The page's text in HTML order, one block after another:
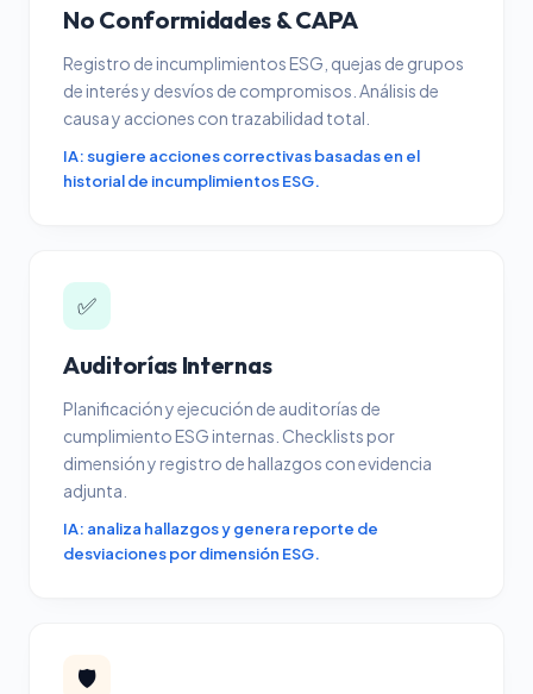
No Conformidades & CAPA
Registro de incumplimientos ESG, quejas de grupos
de interés y desvíos de compromisos. Análisis de
causa y acciones con trazabilidad total.
IA: sugiere acciones correctivas basadas en el
historial de incumplimientos ESG.
✅
Auditorías Internas
Planificación y ejecución de auditorías de
cumplimiento ESG internas. Checklists por
dimensión y registro de hallazgos con evidencia
adjunta.
IA: analiza hallazgos y genera reporte de
desviaciones por dimensión ESG.
🛡️